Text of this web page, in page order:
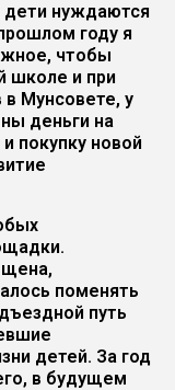
дети нуждаются
году я
чтобы
школе и при
в Мунсовете, у
деньги на
покупку новой
поменять
путь
детей. За год
в будущем